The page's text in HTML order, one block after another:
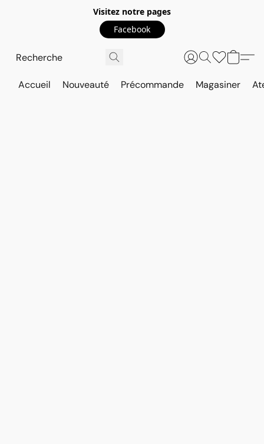
Visitez notre pages
Facebook
Accueil Nouveauté Précommande Magasiner